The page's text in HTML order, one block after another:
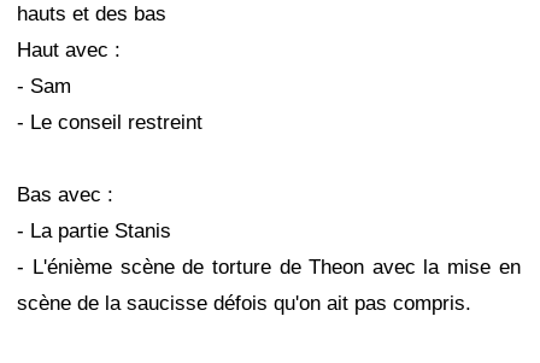
hauts et des bas
Haut avec :
- Sam
- Le conseil restreint
Bas avec :
- La partie Stanis
- L'énième scène de torture de Theon avec la mise en
scène de la saucisse défois qu'on ait pas compris.